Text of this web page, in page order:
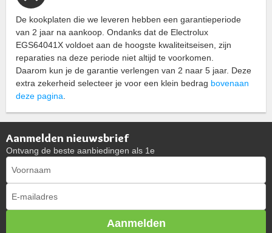
De kookplaten die we leveren hebben een garantieperiode
van 2 jaar na aankoop. Ondanks dat de Electrolux
EGS64041X voldoet aan de hoogste kwaliteitseisen, zijn
reparaties na deze periode niet altijd te voorkomen.
Daarom kun je de garantie verlengen van 2 naar 5 jaar. Deze
extra zekerheid selecteer je voor een klein bedrag bovenaan
deze pagina
Aanmelden nieuwsbrief
Ontvang de beste aanbiedingen als 1e
Aanmelden